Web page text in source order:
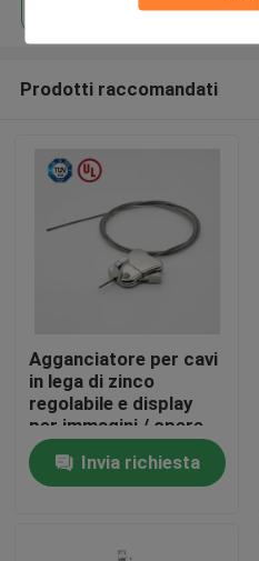
Casa
Prodotti
Prodotti raccomandati
Agganciatore per cavi
in lega di zinco
regolabile e display
per immagini / opere
d'arte
Invia richiesta